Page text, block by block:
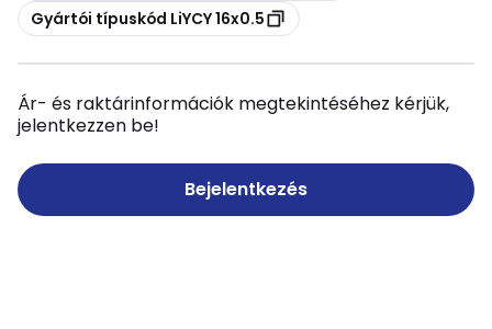
Másolás
Gyártói típuskód LiYCY 16x0.5
Ár- és raktárinformációk megtekintéséhez kérjük,
jelentkezzen be!
Bejelentkezés